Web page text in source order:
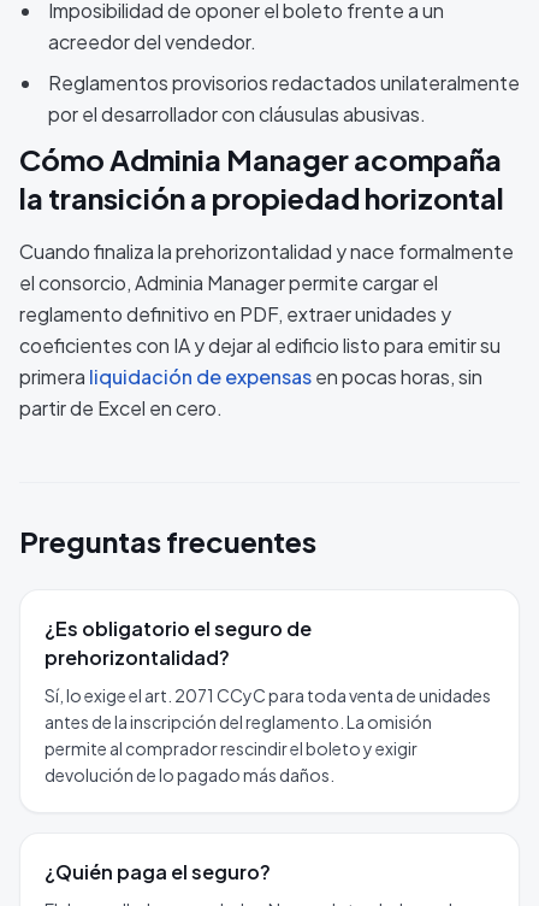
Imposibilidad de oponer el boleto frente a un
acreedor del vendedor.
Reglamentos provisorios redactados unilateralmente
por el desarrollador con cláusulas abusivas.
Cómo Adminia Manager acompaña
la transición a propiedad horizontal
Cuando finaliza la prehorizontalidad y nace formalmente
el consorcio, Adminia Manager permite cargar el
reglamento definitivo en PDF, extraer unidades y
coeficientes con IA y dejar al edificio listo para emitir su
primera liquidación de expensasen pocas horas, sin
partir de Excel en cero.
Preguntas frecuentes
¿Es obligatorio el seguro de
prehorizontalidad?
Sí, lo exige el art. 2071 CCyC para toda venta de unidades
antes de la inscripción del reglamento. La omisión
permite al comprador rescindir el boleto y exigir
devolución de lo pagado más daños.
¿Quién paga el seguro?